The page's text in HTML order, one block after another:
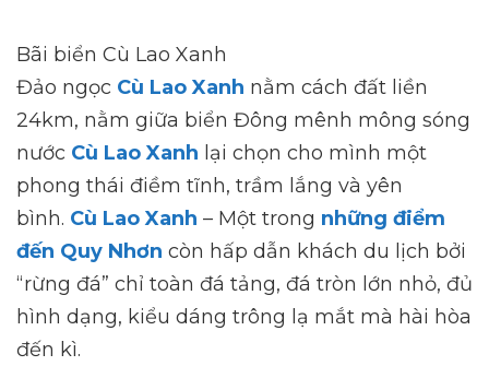
Bãi biển Cù Lao Xanh
Đảo ngọc Cù Lao Xanh nằm cách đất liền
24km, nằm giữa biển Đông mênh mông sóng
nước Cù Lao Xanh lại chọn cho mình một
phong thái điềm tĩnh, trầm lắng và yên
bình. Cù Lao Xanh – Một trong những điểm
đến Quy Nhơn còn hấp dẫn khách du lịch bởi
“rừng đá” chỉ toàn đá tảng, đá tròn lớn nhỏ, đủ
hình dạng, kiểu dáng trông lạ mắt mà hài hòa
đến kì.